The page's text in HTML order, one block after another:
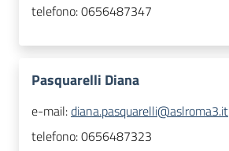
telefono:0656487347
Pasquarelli Diana
e-mail:diana.pasquarelli@aslroma3.it
telefono:0656487323